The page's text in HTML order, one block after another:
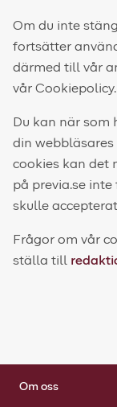
Om du inte
fortsätter
därmed till vår
vår Cookiepolicy.
Du kan när
din
cookies kan det
på previa.se
skulle
Frågor om vår
ställa till
Om oss